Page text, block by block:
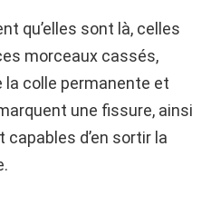
qu’elles sont là, celles
morceaux cassés,
colle permanente et
une fissure, ainsi
d’en sortir la